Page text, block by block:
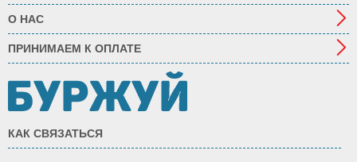
О НАС
ПРИНИМАЕМ К ОПЛАТЕ
КАК СВЯЗАТЬСЯ